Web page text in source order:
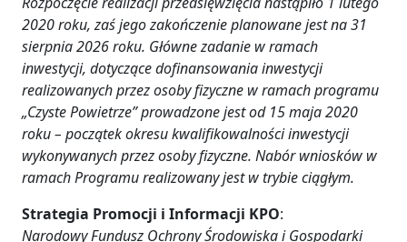
2020 roku, zaś jego zakończenie planowane jest na 31
sierpnia 2026 roku. Główne zadanie w ramach
inwestycji, dotyczące dofinansowania inwestycji
realizowanych przez osoby fizyczne w ramach programu
„Czyste Powietrze” prowadzone jest od 15 maja 2020
roku – początek okresu kwalifikowalności inwestycji
wykonywanych przez osoby fizyczne. Nabór wniosków w
ramach Programu realizowany jest w trybie ciągłym.
Strategia Promocji i Informacji KPO:
Narodowy Fundusz Ochrony Środowiska i Gospodarki